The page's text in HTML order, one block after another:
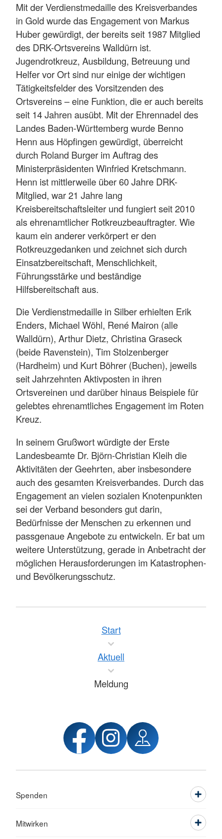
Mit der Verdienstmedaille des Kreisverbandes
in Gold wurde das Engagement von Markus
Huber gewürdigt, der bereits seit 1987 Mitglied
des DRK-Ortsvereins Walldürn ist.
Jugendrotkreuz, Ausbildung, Betreuung und
Helfer vor Ort sind nur einige der wichtigen
Tätigkeitsfelder des Vorsitzenden des
Ortsvereins – eine Funktion, die er auch bereits
seit 14 Jahren ausübt. Mit der Ehrennadel des
Landes Baden-Württemberg wurde Benno
Henn aus Höpfingen gewürdigt, überreicht
durch Roland Burger im Auftrag des
Ministerpräsidenten Winfried Kretschmann.
Henn ist mittlerweile über 60 Jahre DRK-
Mitglied, war 21 Jahre lang
Kreisbereitschaftsleiter und fungiert seit 2010
als ehrenamtlicher Rotkreuzbeauftragter. Wie
kaum ein anderer verkörpert er den
Rotkreuzgedanken und zeichnet sich durch
Einsatzbereitschaft, Menschlichkeit,
Führungsstärke und beständige
Hilfsbereitschaft aus.
Die Verdienstmedaille in Silber erhielten Erik
Enders, Michael Wöhl, René Mairon (alle
Walldürn), Arthur Dietz, Christina Graseck
(beide Ravenstein), Tim Stolzenberger
(Hardheim) und Kurt Böhrer (Buchen), jeweils
seit Jahrzehnten Aktivposten in ihren
Ortsvereinen und darüber hinaus Beispiele für
gelebtes ehrenamtliches Engagement im Roten
Kreuz.
In seinem Grußwort würdigte der Erste
Landesbeamte Dr. Björn-Christian Kleih die
Aktivitäten der Geehrten, aber insbesondere
auch des gesamten Kreisverbandes. Durch das
Engagement an vielen sozialen Knotenpunkten
sei der Verband besonders gut darin,
Bedürfnisse der Menschen zu erkennen und
passgenaue Angebote zu entwickeln. Er bat um
weitere Unterstützung, gerade in Anbetracht der
möglichen Herausforderungen im Katastrophen-
und Bevölkerungsschutz.
Start
Aktuell
Meldung
Spenden
Mitwirken